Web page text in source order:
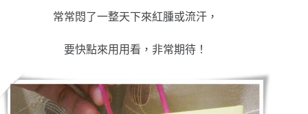
常常悶了一整天下來紅腫或流汗，
要快點來用用看，非常期待！